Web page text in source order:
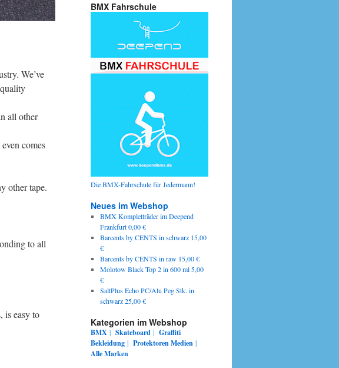
We’ve
all other
comes
other tape.
to all
is easy to
BMX Fahrschule
Die BMX-Fahrschule für Jedermann!
Neues im Webshop
BMX Kompletträder im Deepend
Frankfurt 0,00 €
Barcents by CENTS in schwarz 15,00
€
Barcents by CENTS in raw 15,00 €
Molotow Black Top 2 in 600 ml 5,00
€
SaltPlus Echo PC/Alu Peg Stk. in
schwarz 25,00 €
Kategorien im Webshop
BMX | Skateboard | Graffiti
Bekleidung | ProtektorenMedien |
Alle Marken